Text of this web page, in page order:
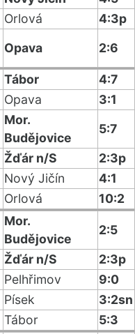
Orlová
4:3p
Opava 2:6
Tábor
4:7
Opava
3:1
Mor.
Budějovice
5:7
Žďár n/S
2:3p
Nový Jičín
4:1
Orlová 10:2
Mor.
Budějovice
2:5
Žďár n/S
2:3p
Pelhřimov
9:0
Písek
3:2sn
Tábor
5:3